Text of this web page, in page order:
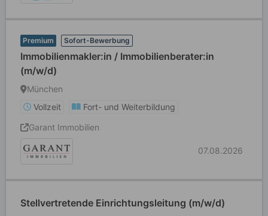
Premium Sofort-Bewerbung
Immobilienmakler:in / Immobilienberater:in
(m/w/d)
München
Vollzeit
Fort- und Weiterbildung
Garant Immobilien
07.08.2026
Stellvertretende Einrichtungsleitung (m/w/d)